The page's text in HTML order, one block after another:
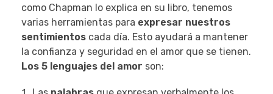
como Chapman lo explica en su libro, tenemos
varias herramientas para expresar nuestros
sentimientos cada día. Esto ayudará a mantener
la confianza y seguridad en el amor que se tienen.
Los 5 lenguajes del amor son: